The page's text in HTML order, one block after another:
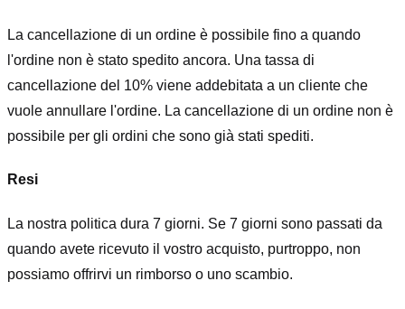
La cancellazione di un ordine è possibile fino a quando
l'ordine non è stato spedito ancora. Una tassa di
cancellazione del 10% viene addebitata a un cliente che
vuole annullare l'ordine. La cancellazione di un ordine non è
possibile per gli ordini che sono già stati spediti.
Resi
La nostra politica dura 7 giorni. Se 7 giorni sono passati da
quando avete ricevuto il vostro acquisto, purtroppo, non
possiamo offrirvi un rimborso o uno scambio.